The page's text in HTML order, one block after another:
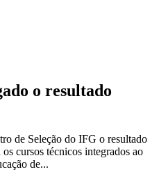
o resultado
de Seleção do IFG o resultado
cursos técnicos integrados ao
de...